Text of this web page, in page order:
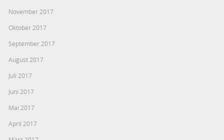
November 2017
Oktober 2017
September 2017
August 2017
Juli 2017
Juni 2017
Mai 2017
April 2017